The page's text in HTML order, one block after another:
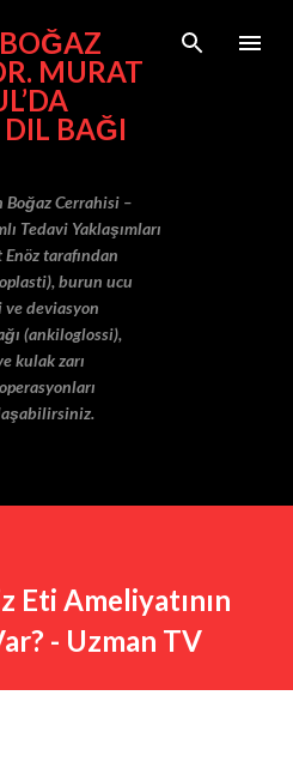
atla
MURAT
BAĞI
Cerrahisi –
Tedavi Yaklaşımları
tarafından
burun ucu
deviasyon
(ankiloglossi),
kulak zarı
Eti Ameliyatının
- Uzman TV